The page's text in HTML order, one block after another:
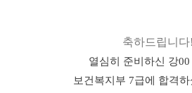
축하드립니다!
열심히 준비하신 강00
보건복지부 7급에 합격